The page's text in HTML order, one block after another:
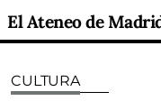
CULTURA